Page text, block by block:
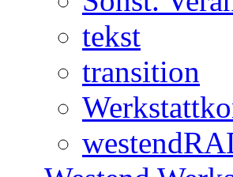
tekst
transition